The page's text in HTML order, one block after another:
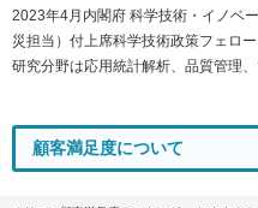
2023年4月内閣府 科学技術・イノベ
災担当）付上席科学技術政策フェロー
研究分野は応用統計解析、品質管理、
顧客満足度について